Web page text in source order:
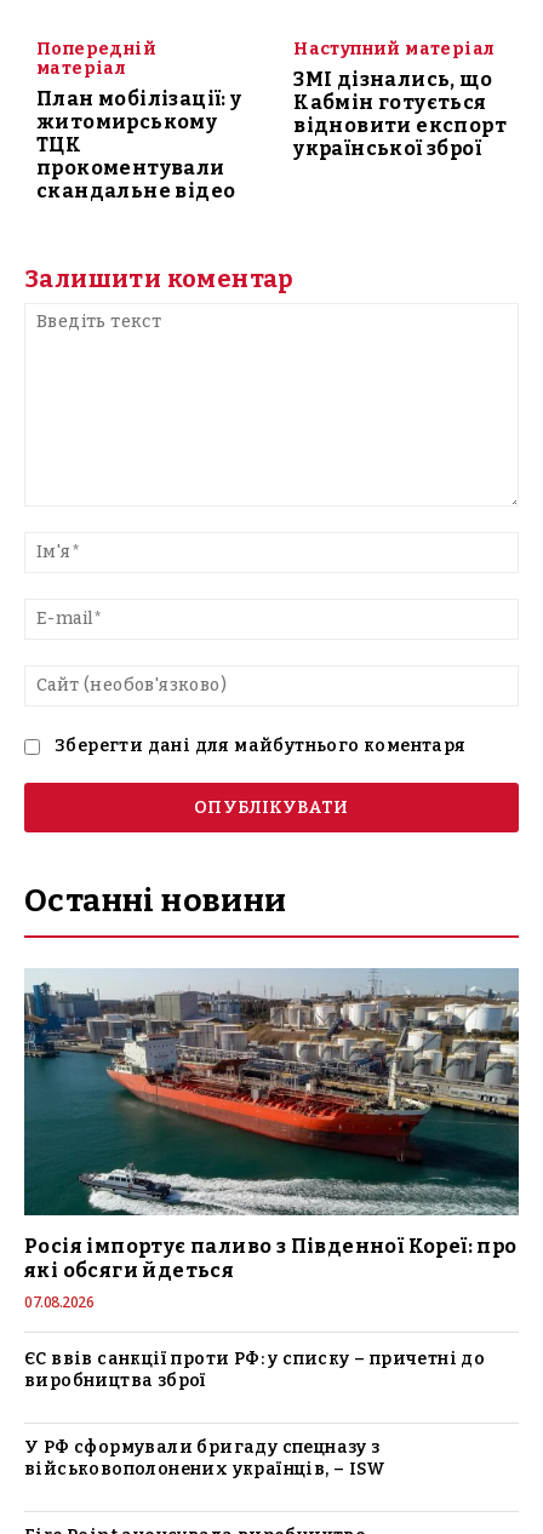
Попередній
матеріал
План мобілізації: у
житомирському
ТЦК
прокоментували
скандальне відео
Наступний матеріал
ЗМІ дізнались, що
Кабмін готується
відновити експорт
української зброї
Залишити коментар
текст
Зберегти дані для майбутнього коментаря
Останні новини
Росія імпортує паливо з Південної Кореї: про
які обсяги йдеться
07.08.2026
ЄС ввів санкції проти РФ: у списку – причетні до
виробництва зброї
У РФ сформували бригаду спецназу з
військовополонених українців, – ISW